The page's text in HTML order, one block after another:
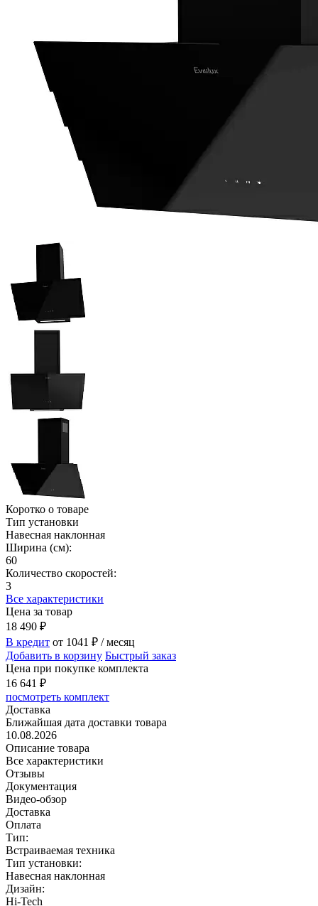
Коротко о товаре
Тип установки
Навесная наклонная
Ширина (см):
60
Количество скоростей:
3
Все характеристики
Цена за товар
18 490 ₽
В кредит от 1041 ₽ / месяц
Добавить в корзину Быстрый заказ
Цена при покупке комплекта
16 641 ₽
посмотреть комплект
Доставка
Ближайшая дата доставки товара
10.08.2026
Описание товара
Все характеристики
Отзывы
Документация
Видео-обзор
Доставка
Оплата
Тип:
Встраиваемая техника
Тип установки:
Навесная наклонная
Дизайн:
Hi-Tech